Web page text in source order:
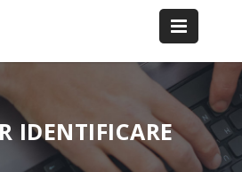
IDENTIFICARE